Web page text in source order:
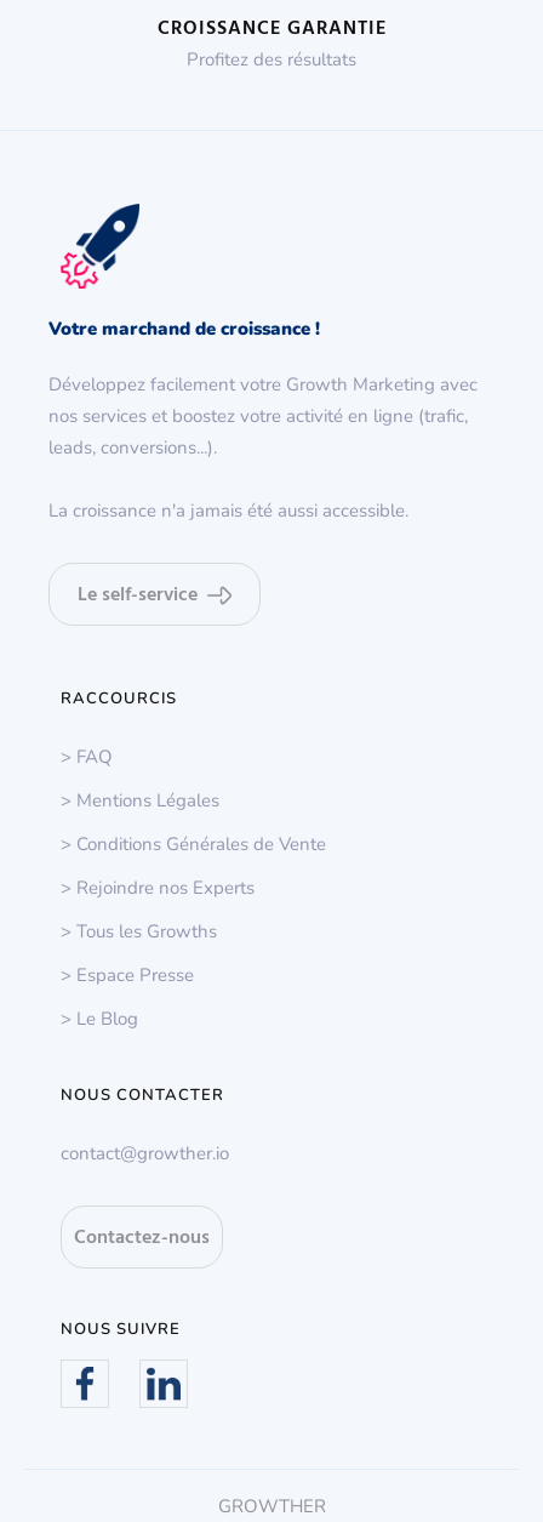
CROISSANCE GARANTIE
Profitez des résultats
Votre marchand de croissance !
Développez facilement votre Growth Marketing avec
nos services et boostez votre activité en ligne (trafic,
leads, conversions...).
La croissance n'a jamais été aussi accessible.
Le self-service
RACCOURCIS
> FAQ
> Mentions Légales
> Conditions Générales de Vente
> Rejoindre nos Experts
> Tous les Growths
> Espace Presse
> Le Blog
NOUS CONTACTER
contact@growther.io
Contactez-nous
NOUS SUIVRE
GROWTHER